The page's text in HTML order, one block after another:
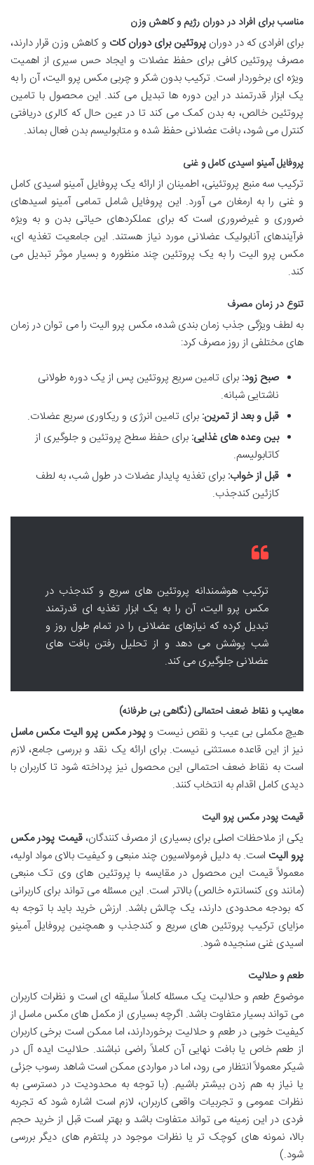
مناسب برای افراد در دوران رژیم و کاهش وزن
برای افرادی که در دوران پروتئین برای دوران کات و کاهش وزن قرار دارند،
مصرف پروتئین کافی برای حفظ عضلات و ایجاد حس سیری از اهمیت
ویژه ای برخوردار است. ترکیب بدون شکر و چربی مکس پرو الیت، آن را به
یک ابزار قدرتمند در این دوره ها تبدیل می کند. این محصول با تامین
پروتئین خالص، به بدن کمک می کند تا در عین حال که کالری دریافتی
کنترل می شود، بافت عضلانی حفظ شده و متابولیسم بدن فعال بماند.
پروفایل آمینو اسیدی کامل و غنی
ترکیب سه منبع پروتئینی، اطمینان از ارائه یک پروفایل آمینو اسیدی کامل
و غنی را به ارمغان می آورد. این پروفایل شامل تمامی آمینو اسیدهای
ضروری و غیرضروری است که برای عملکردهای حیاتی بدن و به ویژه
فرآیندهای آنابولیک عضلانی مورد نیاز هستند. این جامعیت تغذیه ای،
مکس پرو الیت را به یک پروتئین چند منظوره و بسیار موثر تبدیل می
کند.
تنوع در زمان مصرف
به لطف ویژگی جذب زمان بندی شده، مکس پرو الیت را می توان در زمان
های مختلفی از روز مصرف کرد:
صبح زود: برای تامین سریع پروتئین پس از یک دوره طولانی
ناشتایی شبانه.
قبل و بعد از تمرین: برای تامین انرژی و ریکاوری سریع عضلات.
بین وعده های غذایی: برای حفظ سطح پروتئین و جلوگیری از
کاتابولیسم.
قبل از خواب: برای تغذیه پایدار عضلات در طول شب، به لطف
کازئین کندجذب.
ترکیب هوشمندانه پروتئین های سریع و کندجذب در
مکس پرو الیت، آن را به یک ابزار تغذیه ای قدرتمند
تبدیل کرده که نیازهای عضلانی را در تمام طول روز و
شب پوشش می دهد و از تحلیل رفتن بافت های
عضلانی جلوگیری می کند.
معایب و نقاط ضعف احتمالی (نگاهی بی طرفانه)
هیچ مکملی بی عیب و نقص نیست وپودر مکس پرو الیت مکس ماسل
نیز از این قاعده مستثنی نیست. برای ارائه یک نقد و بررسی جامع، لازم
است به نقاط ضعف احتمالی این محصول نیز پرداخته شود تا کاربران با
دیدی کامل اقدام به انتخاب کنند.
قیمت پودر مکس پرو الیت
یکی از ملاحظات اصلی برای بسیاری از مصرف کنندگان،قیمت پودر مکس
پرو الیت است. به دلیل فرمولاسیون چند منبعی و کیفیت بالای مواد اولیه،
معمولاً قیمت این محصول در مقایسه با پروتئین های وی تک منبعی
(مانند وی کنسانتره خالص) بالاتر است. این مسئله می تواند برای کاربرانی
که بودجه محدودی دارند، یک چالش باشد. ارزش خرید باید با توجه به
مزایای ترکیب پروتئین های سریع و کندجذب و همچنین پروفایل آمینو
اسیدی غنی سنجیده شود.
طعم و حلالیت
موضوع طعم و حلالیت یک مسئله کاملاً سلیقه ای است و نظرات کاربران
می تواند بسیار متفاوت باشد. اگرچه بسیاری از مکمل های مکس ماسل از
کیفیت خوبی در طعم و حلالیت برخوردارند، اما ممکن است برخی کاربران
از طعم خاص یا بافت نهایی آن کاملاً راضی نباشند. حلالیت ایده آل در
شیکر معمولاً انتظار می رود، اما در مواردی ممکن است شاهد رسوب جزئی
یا نیاز به هم زدن بیشتر باشیم. (با توجه به محدودیت در دسترسی به
نظرات عمومی و تجربیات واقعی کاربران، لازم است اشاره شود که تجربه
فردی در این زمینه می تواند متفاوت باشد و بهتر است قبل از خرید حجم
بالا، نمونه های کوچک تر یا نظرات موجود در پلتفرم های دیگر بررسی
شود.)